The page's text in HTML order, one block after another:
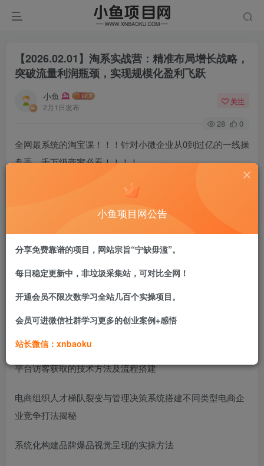
【2026.02.01】淘系实战营：精准布局增长战略，
突破流量利润瓶颈，实现规模化盈利飞跃
小鱼
2月1日发布
关注
28 0
全网最系统的淘宝课！！！针对小微企业从0到过亿的一线操
盘手，千万级商家必看！！！！
系统性的深度剖析电商企业经营之打造电商标准化运营体系
带你系统化、有方向、有条理去做好电商
1对1定制化专家诊断，给出经营决策方案
商家实现销售增长和利润突破实操方法
平台访客获取的技术方法及流程搭建
电商组织人才梯队裂变与管理决策系统搭建不同类型电商企
业竞争打法揭秘
系统化构建品牌爆品视觉呈现的实操方法
小鱼项目网公告
分享免费靠谱的项目，网站宗旨“宁缺毋滥”。
每日稳定更新中，非垃圾采集站，可对比全网！
开通会员不限次数学习全站几百个实操项目。
会员可进微信社群学习更多的创业案例+感悟
站长微信：xnbaoku